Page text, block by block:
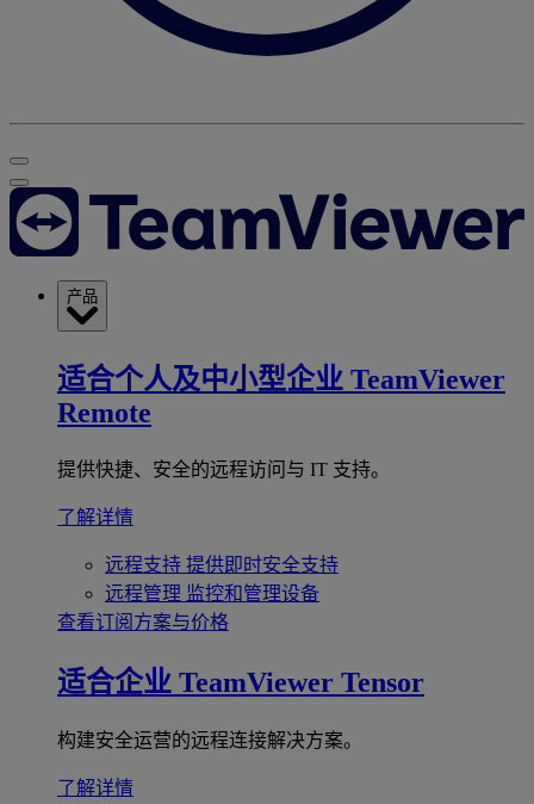
产品
适合个人及中小型企业 TeamViewer
Remote
提供快捷、安全的远程访问与 IT 支持。
了解详情
远程支持 提供即时安全支持
远程管理 监控和管理设备
查看订阅方案与价格
适合企业 TeamViewer Tensor
构建安全运营的远程连接解决方案。
了解详情